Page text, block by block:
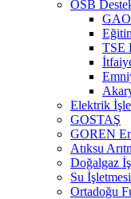
OSB
TSE
Elektrik
GOSTAŞ
GOREN
Atıksu
Doğalgaz
Su İşletmesi
Ortadoğu